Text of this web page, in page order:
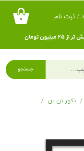
۰ / ثبت نام
تومان
جستجو
دکور تن تن